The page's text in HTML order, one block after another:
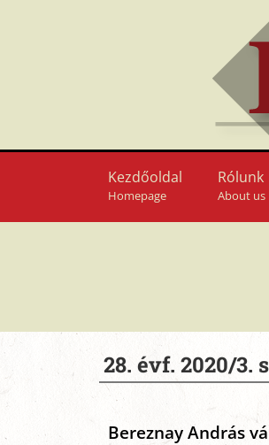
Kezdőoldal
Homepage
Rólunk
About us
28. évf. 2020/3.
Bereznay András